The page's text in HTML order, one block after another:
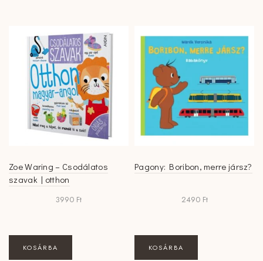
Zoe Waring – Csodálatos
szavak | otthon
3990 Ft
KOSÁRBA
Pagony: Boribon, merre jársz?
2490 Ft
KOSÁRBA